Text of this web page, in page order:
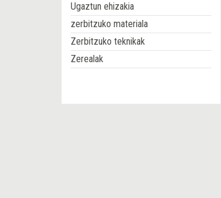
Ugaztun ehizakia
zerbitzuko materiala
Zerbitzuko teknikak
Zerealak